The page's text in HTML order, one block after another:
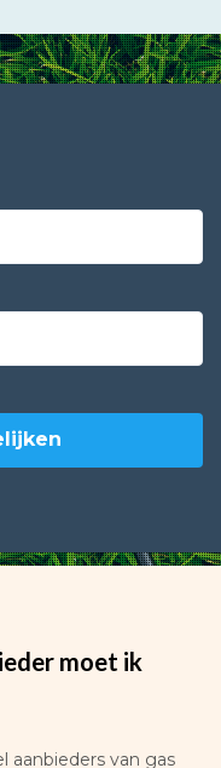
moet ik
aanbieders van gas